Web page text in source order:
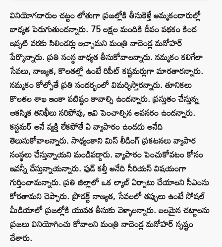
వినియోగదారుల చట్టం లోతుగా ప్రజల్లోకి తీసుకెళ్తే అమ్మకందారుల్లో
బాధ్యత పెరుగుతుందన్నారు. 75 లక్షల మందికి దీపం పథకం కింద
ఇప్పటి వరకు సిలిండర్లు ఇచ్చామని మంత్రి నాదెండ్ల మనోహర్‌
పేర్కొన్నారు. ప్రతి సంస్థ బాధ్యత తీసుకోవాలన్నారు. నమ్మకం కలిగేలా
సేవలు, నాణ్యత, కొలతల్లో ఉంటే రిపీట్ కష్టమర్లుగా మారతారన్నారు.
నమ్మకం కోల్పోతే ప్రతి సందర్భంలో విమర్శిస్తారన్నారు. తూనికలు
కొలతల శాఖ ఇంకా పటిష్ఠం కావాల్సి ఉందన్నారు. ప్రస్తుతం చేస్తున్న
ఆకస్మిక తనిఖీలు సరిపోవు, ఇవి పెంచాల్సిన అవసరం ఉందన్నారు.
కస్టమర్ అనే వ్యక్తి లేకపోతే ఏ వ్యాపారం ఉండదు అనేది
తెలుసుకోవాలన్నారు. సాధ్యంకాని మిస్ లీడింగ్ ప్రకటనలు వ్యాపార
సంస్థలు చేస్తున్నాయని మండిపడ్డారు. వ్యాపారం పెంచుకోవటం కోసం
ఇవన్నీ చేస్తున్నాయన్నారు. ఫుడ్ కల్తీ అనేది సీరియస్ విషయంగా
గుర్తించామన్నారు. ప్రతి జిల్లాలో ఒక ల్యాబ్ ఏర్పాటు చేయాలని సీఎంను
కోరతామని చెప్పారు. ప్రొడక్ట్ నాణ్యత, సేవలలో తప్పులు ఉంటే సోషల్
మీడియాలో ప్రజల్లోకి యువత తీసుకు వెళ్ళాలన్నారు. బలమైన చట్టాలను
ప్రజలు వినియోగించు కోవాలని మంత్రి నాదెండ్ల మనోహర్ స్పష్టం
చేశారు.